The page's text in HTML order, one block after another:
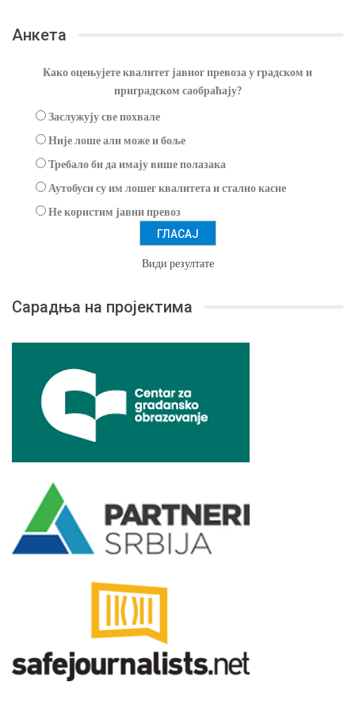
Анкета
Како оцењујете квалитет јавног превоза у градском и
приградском саобраћају?
Заслужују све похвале
Није лоше али може и боље
Требало би да имају више полазака
Аутобуси су им лошег квалитета и стално касне
Не користим јавни превоз
Види резултате
Сарадња на пројектима